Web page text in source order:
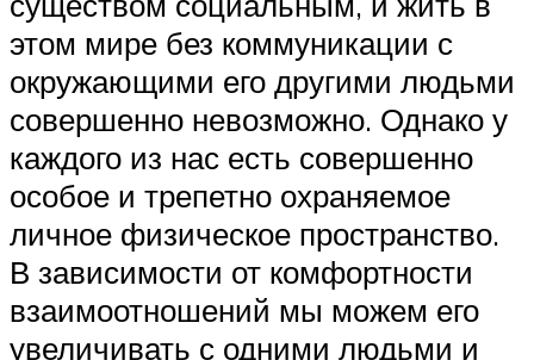
этом мире без коммуникации с
окружающими его другими людьми
совершенно невозможно. Однако у
каждого из нас есть совершенно
особое и трепетно охраняемое
личное физическое пространство.
В зависимости от комфортности
взаимоотношений мы можем его
увеличивать с одними людьми и